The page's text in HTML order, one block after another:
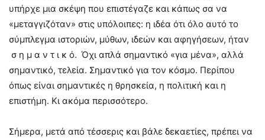
υπήρχε μια σκέψη που επιστέγαζε και κάπως σα να
«μεταγγιζόταν» στις υπόλοιπες: η ιδέα ότι όλο αυτό το
σύμπλεγμα ιστοριών, μύθων, ιδεών και αφηγήσεων, ήταν
σ η μ α ν τ ι κ ό. Όχι απλά σημαντικό «για μένα», αλλά
σημαντικό, τελεία. Σημαντικό για τον κόσμο. Περίπου
όπως είναι σημαντικές η θρησκεία, η πολιτική και η
επιστήμη. Κι ακόμα περισσότερο.
Σήμερα, μετά από τέσσερις και βάλε δεκαετίες, πρέπει να